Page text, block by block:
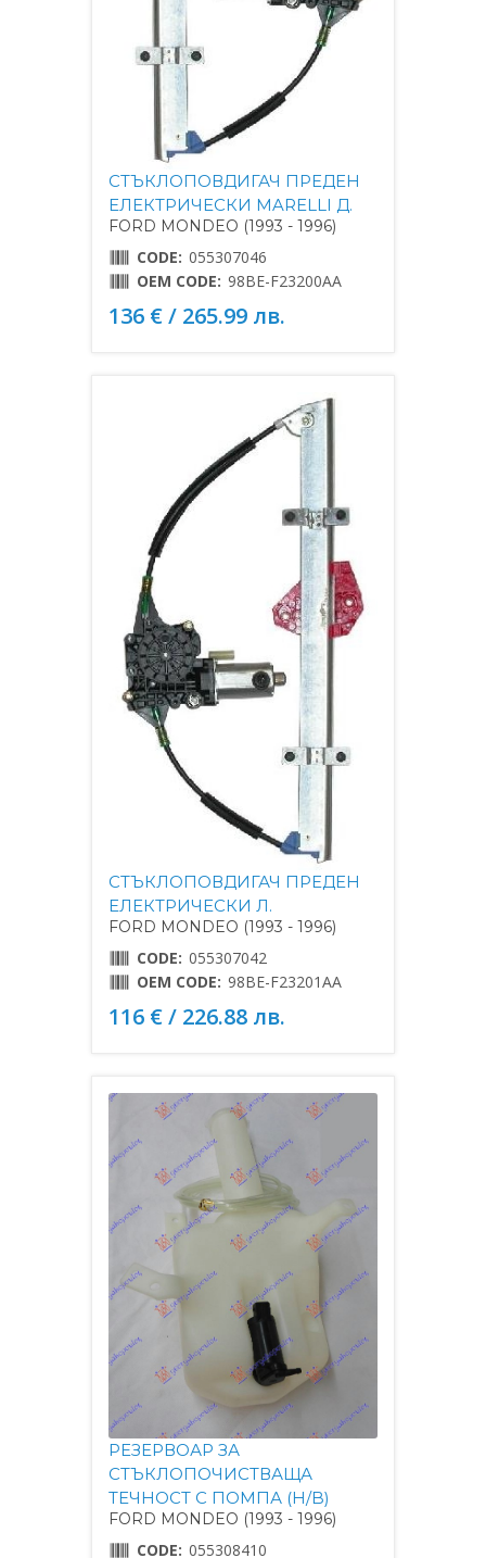
СТЪКЛОПОВДИГАЧ ПРЕДЕН
ЕЛЕКТРИЧЕСКИ MARELLI Д.
FORD MONDEO (1993 - 1996)
CODE: 055307046
OEM CODE: 98BE-F23200AA
136 € / 265.99 лв.
СТЪКЛОПОВДИГАЧ ПРЕДЕН
ЕЛЕКТРИЧЕСКИ Л.
FORD MONDEO (1993 - 1996)
CODE: 055307042
OEM CODE: 98BE-F23201AA
116 € / 226.88 лв.
РЕЗЕРВОАР ЗА
СТЪКЛОПОЧИСТВАЩА
ТЕЧНОСТ С ПОМПА (H/B)
FORD MONDEO (1993 - 1996)
CODE: 055308410